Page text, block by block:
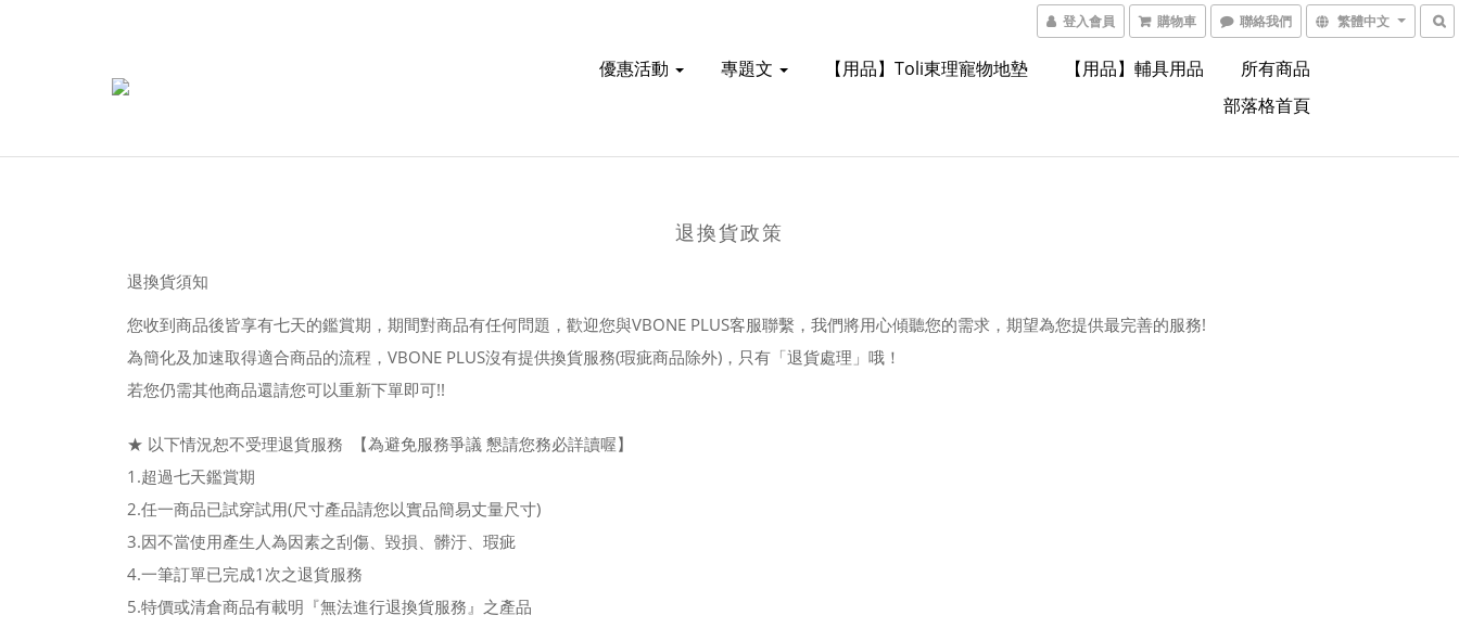
登入會員 購物車 聯絡我們 繁體中文
優惠活動 專題文 【用品】Toli東理寵物地墊 【用品】輔具用品
所有商品
部落格首頁
退換貨政策
退換貨須知
您收到商品後皆享有七天的鑑賞期，期間對商品有任何問題，歡迎您與VBONE PLUS客服聯繫，我們將用心傾聽您的需求，期望為您提供最完善的服務!
為簡化及加速取得適合商品的流程，VBONE PLUS沒有提供換貨服務(瑕疵商品除外)，只有「退貨處理」哦！
若您仍需其他商品還請您可以重新下單即可!!
★ 以下情況恕不受理退貨服務 【為避免服務爭議 懇請您務必詳讀喔】
1.超過七天鑑賞期
2.任一商品已試穿試用(尺寸產品請您以實品簡易丈量尺寸)
3.因不當使用產生人為因素之刮傷、毀損、髒汙、瑕疵
4.一筆訂單已完成1次之退貨服務
5.特價或清倉商品有載明『無法進行退換貨服務』之產品